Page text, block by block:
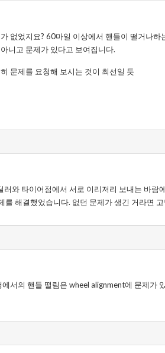
없었지요? 60마일 이상에서 핸들이 떨거나
니고 문제가 있다고 보여집니다.
문제를 요청해 보시는 것이 최선일 듯
러와 타이어점에서 서로 이리저리 보내는 바
를 해결했었습니다. 없던 문제가 생긴 거라면
서의 핸들 떨림은 wheel alignment에 문제가